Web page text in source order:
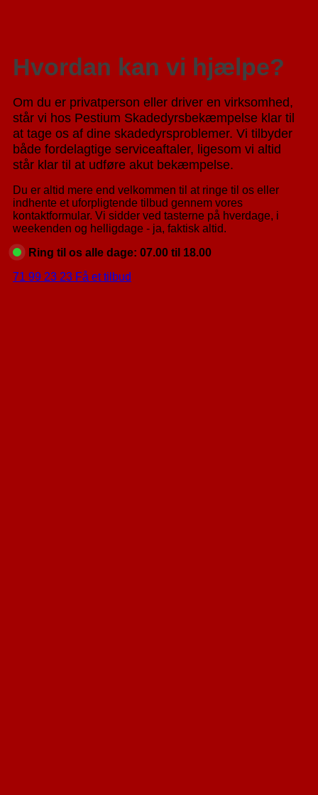
Hvordan kan vi hjælpe?
Om du er privatperson eller driver en virksomhed,
står vi hos Pestium Skadedyrsbekæmpelse klar til
at tage os af dine skadedyrsproblemer. Vi tilbyder
både fordelagtige serviceaftaler, ligesom vi altid
står klar til at udføre akut bekæmpelse.
Du er altid mere end velkommen til at ringe til os eller
indhente et uforpligtende tilbud gennem vores
kontaktformular. Vi sidder ved tasterne på hverdage, i
weekenden og helligdage - ja, faktisk altid.
Ring til os alle dage: 07.00 til 18.00
71 99 23 23 Få et tilbud